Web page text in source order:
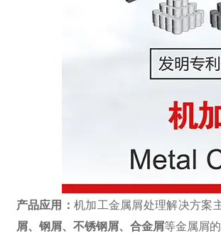
产品应用： 机加工金属屑处理解决方案
屑、 钢屑、不锈钢屑、合金屑等金属屑